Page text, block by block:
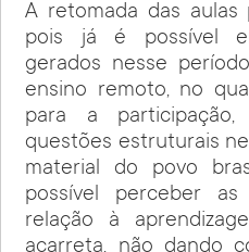
A retomada das aulas
pois já é possível
gerados nesse
ensino remoto, no
para a
questões estruturais
material do povo
possível perceber
relação à